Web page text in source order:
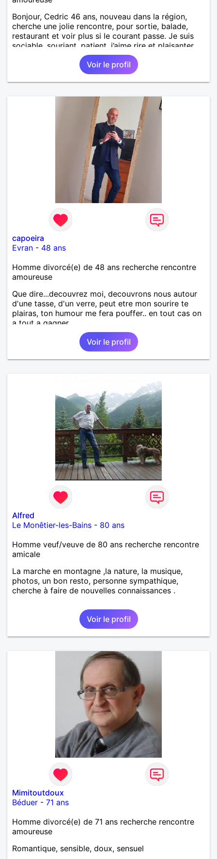
Bonjour, Cedric 46 ans, nouveau dans la région,
cherche une jolie rencontre, pour sortie, balade,
restaurant et voir plus si le courant passe. Je suis
sociable, souriant, patient, j’aime rire et plaisanter..
Voir le profil
capoeira
Evran - 48 ans
Homme divorcé(e) de 48 ans recherche rencontre
amoureuse
Que dire...decouvrez moi, decouvrons nous autour
d'une tasse, d'un verre, peut etre mon sourire te
plairas, ton humour me fera pouffer.. en tout cas on
a tout a gagner.
Voir le profil
Alfred
Le Monêtier-les-Bains - 80 ans
Homme veuf/veuve de 80 ans recherche rencontre
amicale
La marche en montagne ,la nature, la musique,
photos, un bon resto, personne sympathique,
cherche à faire de nouvelles connaissances .
Voir le profil
Mimitoutdoux
Béduer - 71 ans
Homme divorcé(e) de 71 ans recherche rencontre
amoureuse
Romantique, sensible, doux, sensuel